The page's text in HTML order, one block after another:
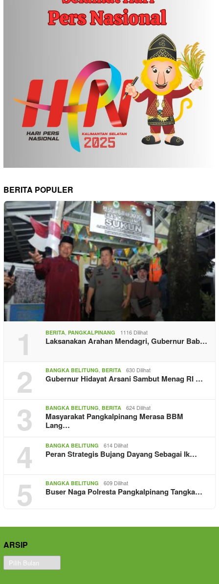
BERITA POPULER
1 BERITA PANGKALPINANG 1116 Dilihat
Laksanakan Arahan Mendagri, Gubernur Bab…
2 BANGKA BELITUNG BERITA 630 Dilihat
Gubernur Hidayat Arsani Sambut Menag RI …
3 BANGKA BELITUNG BERITA 624 Dilihat
Masyarakat Pangkalpinang Merasa BBM
Lang…
4 BANGKA BELITUNG 614 Dilihat
Peran Strategis Bujang Dayang Sebagai Ik…
5 BANGKA BELITUNG 609 Dilihat
Buser Naga Polresta Pangkalpinang Tangka…
ARSIP
Arsip